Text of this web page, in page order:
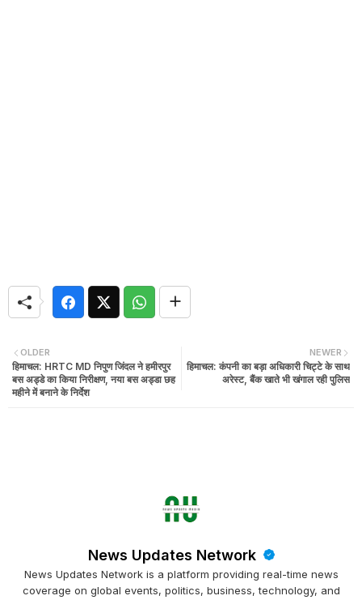
NEWER
हिमाचल: कंपनी का बड़ा अधिकारी चिट्टे के साथ
अरेस्ट, बैंक खाते भी खंगाल रही पुलिस
OLDER
हिमाचल: HRTC MD निपुण जिंदल ने हमीरपुर
बस अड्डे का किया निरीक्षण, नया बस अड्डा छह
महीने में बनाने के निर्देश
News Updates Network
News Updates Network is a platform providing real-time news
coverage on global events, politics, business, technology, and